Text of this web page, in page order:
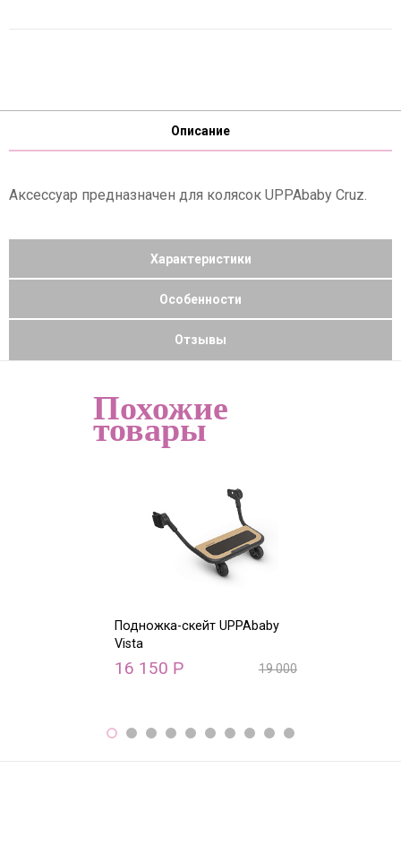
Описание
Аксессуар предназначен для колясок UPPAbaby Cruz.
Характеристики
Особенности
Отзывы
Похожие
товары
Подножка-скейт UPPAbaby
Vista
16 150 Р 19 000